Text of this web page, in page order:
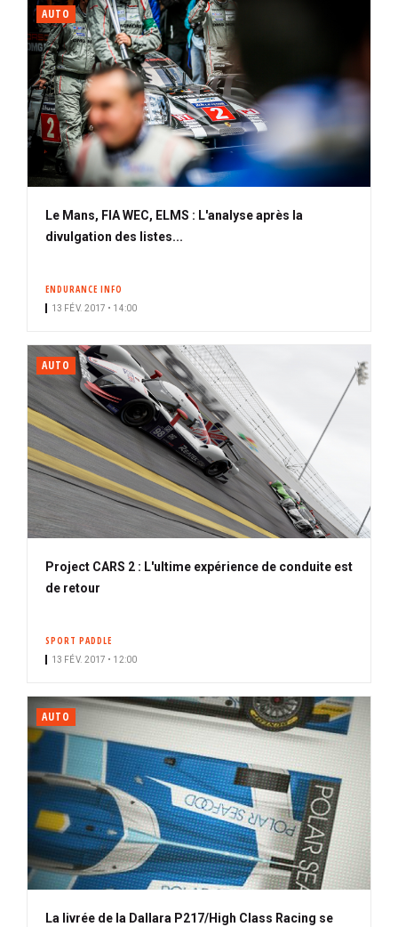
AUTO
Le Mans, FIA WEC, ELMS : L'analyse après la
divulgation des listes...
ENDURANCE INFO
13 FÉV. 2017 • 14:00
AUTO
Project CARS 2 : L'ultime expérience de conduite est
de retour
SPORT PADDLE
13 FÉV. 2017 • 12:00
AUTO
La livrée de la Dallara P217/High Class Racing se